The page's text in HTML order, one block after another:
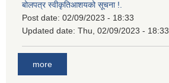
बोलपत्र स्वीकृतिआशयको सूचना !.
Post date: 02/09/2023 - 18:33
Updated date: Thu, 02/09/2023 - 18:33
more